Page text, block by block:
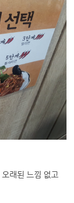
래된 느낌 없고